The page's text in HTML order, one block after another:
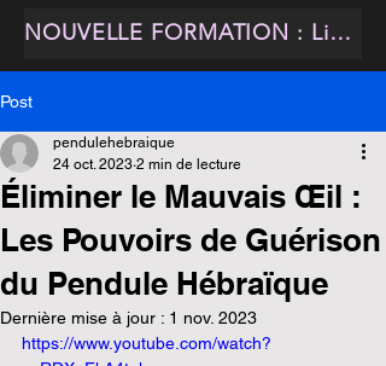
NOUVELLE FORMATION : Libération des Mémoires Karmiques et Transgénérationnelles avec le Pendule Hébraïque
Post
Éliminer le Mauvais Œil :
Les Pouvoirs de Guérison
du Pendule Hébraïque
pendulehebraique
24 oct. 2023 2 min de lecture
Dernière mise à jour : 1 nov. 2023
https://www.youtube.com/watch?